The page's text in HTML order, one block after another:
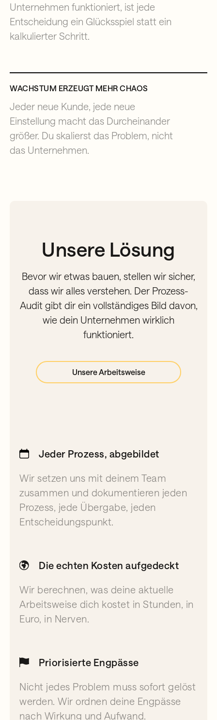
Unternehmen funktioniert, ist jede
Entscheidung ein Glücksspiel statt ein
kalkulierter Schritt.
WACHSTUM ERZEUGT MEHR CHAOS
Jeder neue Kunde, jede neue
Einstellung macht das Durcheinander
größer. Du skalierst das Problem, nicht
das Unternehmen.
Unsere Lösung
Bevor wir etwas bauen, stellen wir sicher,
dass wir alles verstehen. Der Prozess-
Audit gibt dir ein vollständiges Bild davon,
wie dein Unternehmen wirklich
funktioniert.
Unsere Arbeitsweise
Jeder Prozess, abgebildet
Wir setzen uns mit deinem Team
zusammen und dokumentieren jeden
Prozess, jede Übergabe, jeden
Entscheidungspunkt.
Die echten Kosten aufgedeckt
Wir berechnen, was deine aktuelle
Arbeitsweise dich kostet in Stunden, in
Euro, in Nerven.
Priorisierte Engpässe
Nicht jedes Problem muss sofort gelöst
werden. Wir ordnen deine Engpässe
nach Wirkung und Aufwand.